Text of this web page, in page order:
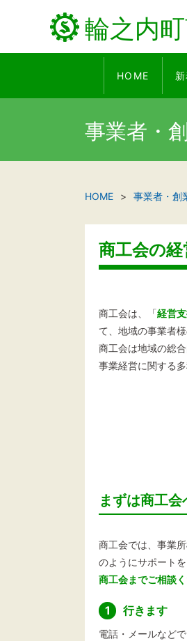
輪之内
HOME
事業者・
HOME 事業者・創
商工会の経
商工会は、「経営
て、地域の事業者
商工会は地域の総
事業経営に関する
まずは商工
商工会では、事業
のようにサポート
商工会までご相談く
1 行きます
電話・メールなど